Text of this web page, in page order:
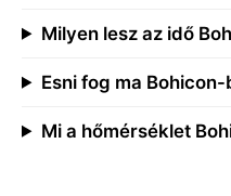
Milyen lesz az idő
Esni fog ma Bohicon-
Mi a hőmérséklet